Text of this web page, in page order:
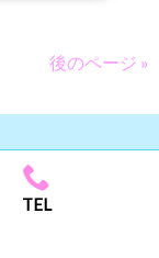
後のページ »
TEL